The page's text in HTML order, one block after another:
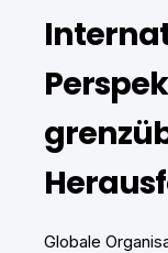
Globale